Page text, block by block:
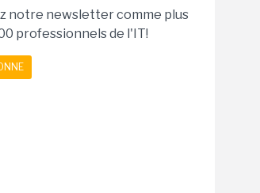
notre newsletter comme plus
professionnels de l'IT!